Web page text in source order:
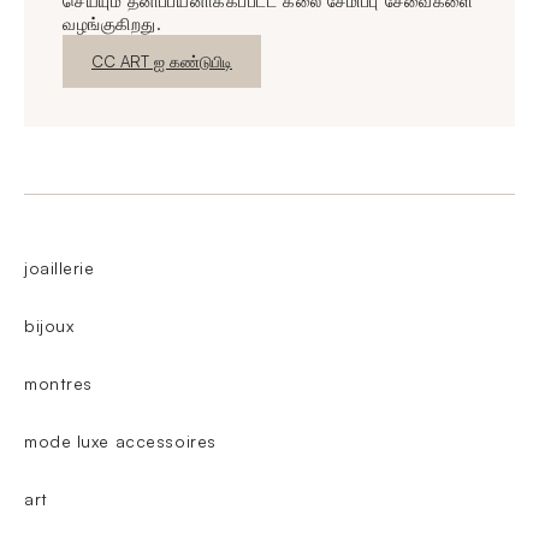
வழங்குகிறது.
புதிய சாளரம்
CC ART ஐ கண்டுபிடி
joaillerie
bijoux
montres
mode luxe accessoires
art